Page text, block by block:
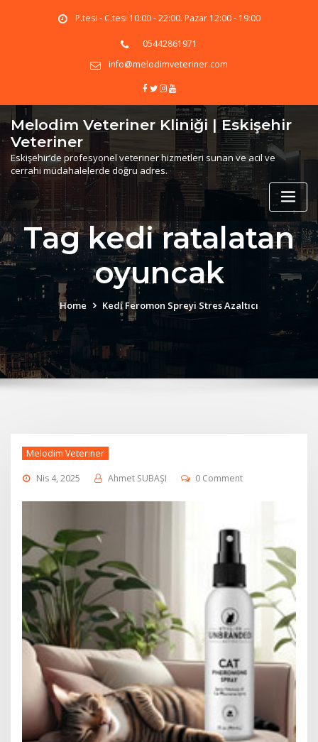
P.tesi - C.tesi 10:00 - 22:00. Pazar 12:00 - 19:00
05442861971
info@melodimveteriner.com
Melodim Veteriner Kliniği | Eskişehir
Veteriner
Eskişehir’de profesyonel veteriner hizmetleri sunan ve acil ve
cerrahi müdahalelerde doğru adres.
Tag kedi ratalatan
oyuncak
Home Kedi Feromon Spreyi Stres Azaltıcı
Melodim Veteriner
Nis 4, 2025 Ahmet SUBAŞI 0 Comment